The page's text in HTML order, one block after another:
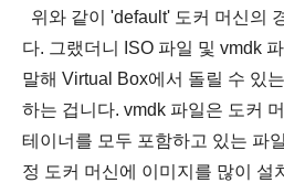
위와 같이 'default' 도커 머신의
다. 그랬더니 ISO 파일 및 vmdk
말해 Virtual Box에서 돌릴 수 있
하는 겁니다. vmdk 파일은 도커
테이너를 모두 포함하고 있는 파일
정 도커 머신에 이미지를 많이 설